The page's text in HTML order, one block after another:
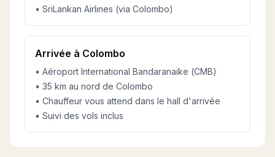
• SriLankan Airlines (via Colombo)
Arrivée à Colombo
• Aéroport International Bandaranaike (CMB)
• 35 km au nord de Colombo
• Chauffeur vous attend dans le hall d'arrivée
• Suivi des vols inclus